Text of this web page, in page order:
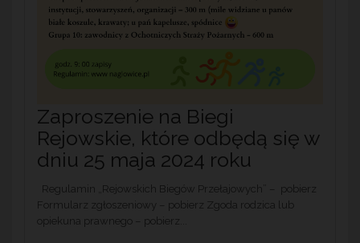
Zaproszenie na Biegi
Rejowskie, które odbędą się w
dniu 25 maja 2024 roku
Regulamin „Rejowskich Biegów Przełajowych” – pobierz
Formularz zgłoszeniowy – pobierz Zgoda rodzica lub
opiekuna prawnego – pobierz...